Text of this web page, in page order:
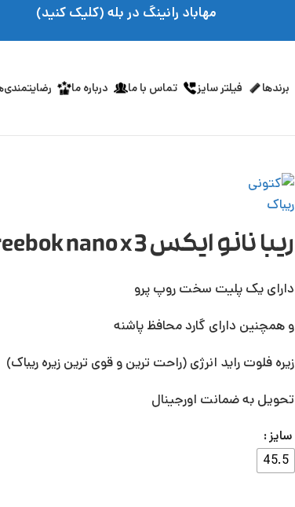
مهاباد رانینگ در بله (کلیک کنید)
برندها فیلتر سایز تماس با ما درباره ما
ریبا نانو ایکس 3 reebok nano x کد HP6043
دارای یک پلیت سخت روپ پرو
و همچنین دارای گارد محافظ پاشنه
زیره فلوت راید انرژی (راحت ترین و قوی ترین زیره ریباک)
تحویل به ضمانت اورجینال
سایز
45.5